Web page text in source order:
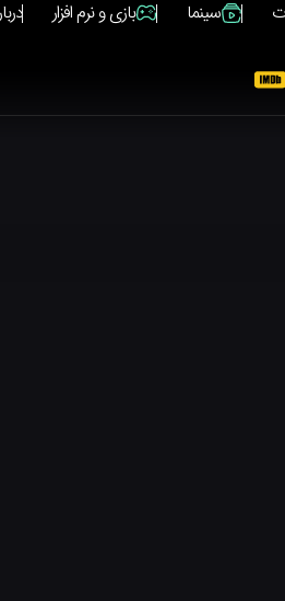
سینما بازی و نرم افزار